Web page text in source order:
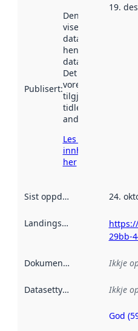
Publisert:
Denne datoen
viser når
datasettet vart
henta inn av
data.norge.no.
Det kan ha
vore
tilgjengeleg
tidlegare
andre stader.
Les meir om
innhenting
her
19.
Sist oppdatert 24.
Landingsside
29bb-
Dokumentasjon Ikkje
Datasettype Ikkje
God